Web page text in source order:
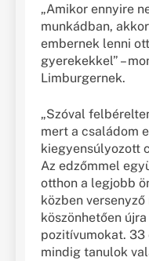
„Amikor ennyire
munkádban,
embernek lenni
gyerekekkel” –
Limburgernek.
„Szóval
mert a családom
kiegyensúlyozott
Az edzőmmel
otthon a legjobb
közben
köszönhetően
pozitívumokat. 33
mindig tanulok